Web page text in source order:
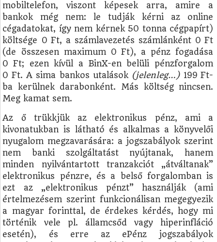
mobiltelefon, viszont képesek arra, amire a
bankok még nem: le tudják kérni az online
cégadatokat, így nem kérnek 50 tonna cégpapírt)
költsége 0 Ft, a számlavezetés számlánként 0 Ft
(de összesen maximum 0 Ft), a pénz fogadása
0 Ft; ezen kívül a BinX-en belüli pénzforgalom
0 Ft. A sima bankos utalások (jelenleg…)199 Ft-
ba kerülnek darabonként. Más költség nincsen.
Meg kamat sem.
Az ő trükkjük az elektronikus pénz, ami a
kivonatukban is látható és alkalmas a könyvelői
nyugalom megzavarására: a jogszabályok szerint
nem banki szolgáltatást nyújtanak, hanem
minden nyilvántartott tranzakciót „átváltanak”
elektronikus pénzre, és a belső forgalomban is
ezt az „elektronikus pénzt” használják (ami
értelmezésem szerint funkcionálisan megegyezik
a magyar forinttal, de érdekes kérdés, hogy mi
történik vele pl. államcsőd vagy hiperinfláció
esetén), és erre az ePénz jogszabályok